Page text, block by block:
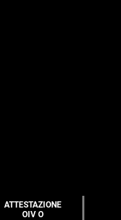
ATTESTAZIONE
OIV O